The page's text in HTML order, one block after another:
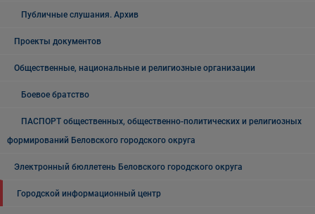
Публичные слушания. Архив
Проекты документов
Общественные, национальные и религиозные организации
Боевое братство
ПАСПОРТ общественных, общественно-политических и религиозных
формирований Беловского городского округа
Электронный бюллетень Беловского городского округа
Городской информационный центр